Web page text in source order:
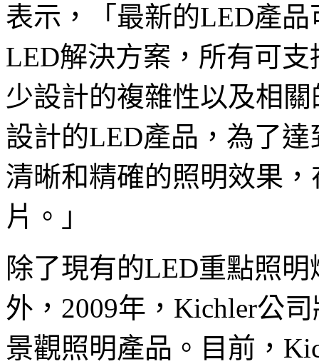
表示，「最新的LED產
LED解決方案，所有可
少設計的複雜性以及相
設計的LED產品，為了
清晰和精確的照明效果
片。」
除了現有的LED重點照
外，2009年，Kichler公
景觀照明產品。目前，